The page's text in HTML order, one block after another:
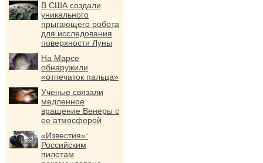
В США создали
уникального
прыгающего робота
для исследования
поверхности Луны
На Марсе
обнаружили
«отпечаток пальца»
Ученые связали
медленное
вращение Венеры с
ее атмосферой
«Известия»:
Российским
пилотам